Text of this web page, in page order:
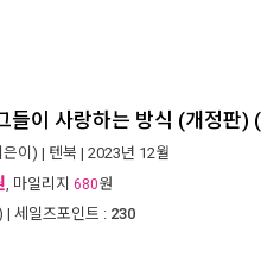
들이 사랑하는 방식 (개정판
은이) | 텐북 | 2023년 12월
, 마일리지 680원
| 세일즈포인트 : 230